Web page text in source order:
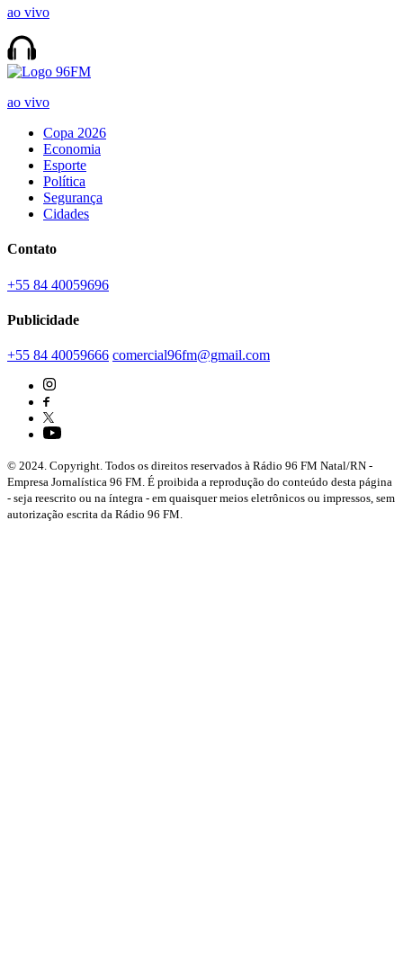
ao vivo
ao vivo
Copa 2026
Economia
Esporte
Política
Segurança
Cidades
Contato
+55 84 40059696
Publicidade
+55 84 40059666 comercial96fm@gmail.com
© 2024. Copyright. Todos os direitos reservados à Rádio 96 FM Natal/RN -
Empresa Jornalística 96 FM. É proibida a reprodução do conteúdo desta página
- seja reescrito ou na íntegra - em quaisquer meios eletrônicos ou impressos, sem
autorização escrita da Rádio 96 FM.